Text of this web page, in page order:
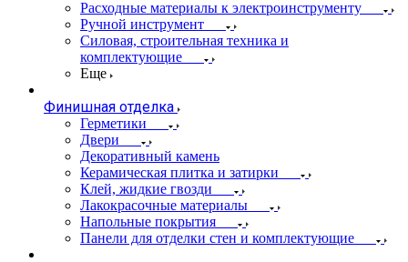
Расходные материалы к электроинструменту
Ручной инструмент
Силовая, строительная техника и
комплектующие
Еще
Финишная отделка
Герметики
Двери
Декоративный камень
Керамическая плитка и затирки
Клей, жидкие гвозди
Лакокрасочные материалы
Напольные покрытия
Панели для отделки стен и комплектующие